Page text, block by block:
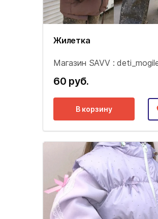
Жилетка
Магазин SAVV :
60 руб.
В корзину